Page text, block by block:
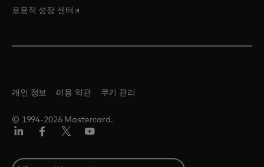
포용적 성장 센터 새 탭에서 열림
© 1994-2026 Mastercard.
개인 정보 이용 약관 쿠키 관리
SIn
ook
터/
브